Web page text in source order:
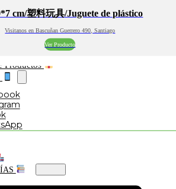
cm/塑料玩具/Juguete de plástico
Visitanos en Bascuñan Guerrero 490, Santiago
Ver Producto
Productos